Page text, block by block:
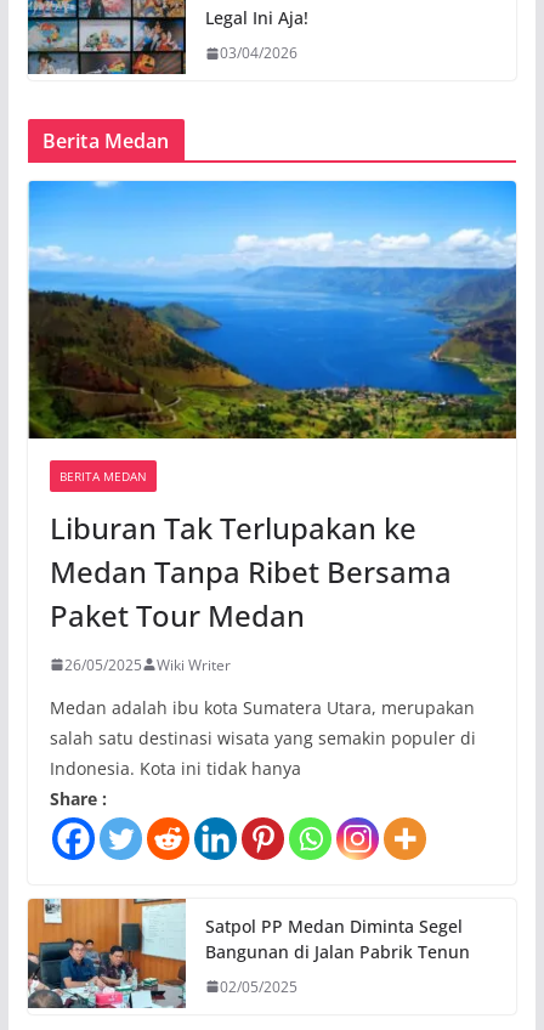
Legal Ini Aja!
03/04/2026
Berita Medan
BERITA MEDAN
Liburan Tak Terlupakan ke
Medan Tanpa Ribet Bersama
Paket Tour Medan
26/05/2025 Wiki Writer
Medan adalah ibu kota Sumatera Utara, merupakan
salah satu destinasi wisata yang semakin populer di
Indonesia. Kota ini tidak hanya
Share :
Satpol PP Medan Diminta Segel
Bangunan di Jalan Pabrik Tenun
02/05/2025